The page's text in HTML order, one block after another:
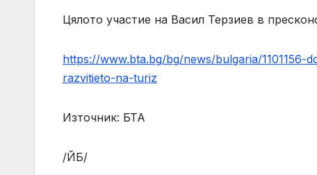
Цялото участие на Васил Терзиев в
https://www.bta.bg/bg/news/bulgaria/
razvitieto-na-turiz
Източник: БТА
/ЙБ/